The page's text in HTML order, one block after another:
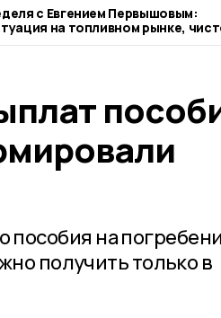
с Евгением Первышовым:
на топливном рынке,
и приоритеты образования
пособия на
получить только в